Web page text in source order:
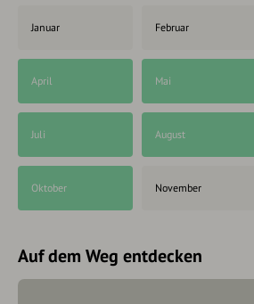
Januar Februar
April Mai
Juli August
Oktober November
Auf dem Weg entdecken